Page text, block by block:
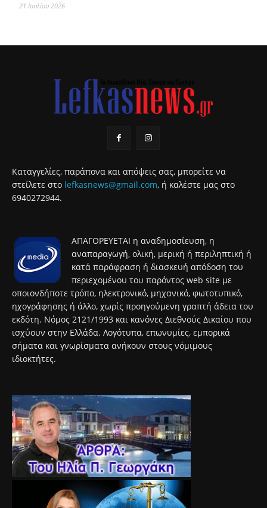
21 Ιουλίου 2026
Καταγγελίες, παράπονα και απόψεις σας, μπορείτε να
στείλετε στο lefkasnews@gmail.com, ή καλέστε μας στο
6940272944.
ΑΠΑΓΟΡΕΥΕΤΑΙ η αναδημοσίευση, η
αναπαραγωγή, ολική, μερική ή περιληπτική ή
κατά παράφραση ή διασκευή απόδοση του
περιεχομένου του παρόντος web site με
οποιονδήποτε τρόπο, ηλεκτρονικό, μηχανικό, φωτοτυπικό,
ηχογράφησης ή άλλο, χωρίς προηγούμενη γραπτή άδεια του
εκδότη. Νόμος 2121/1993 και κανόνες Διεθνούς Δικαίου που
ισχύουν στην Ελλάδα. Λογότυπα, επωνυμίες, εμπορικά
σήματα και γνωρίσματα ανήκουν στους νόμιμους
ιδιοκτήτες.